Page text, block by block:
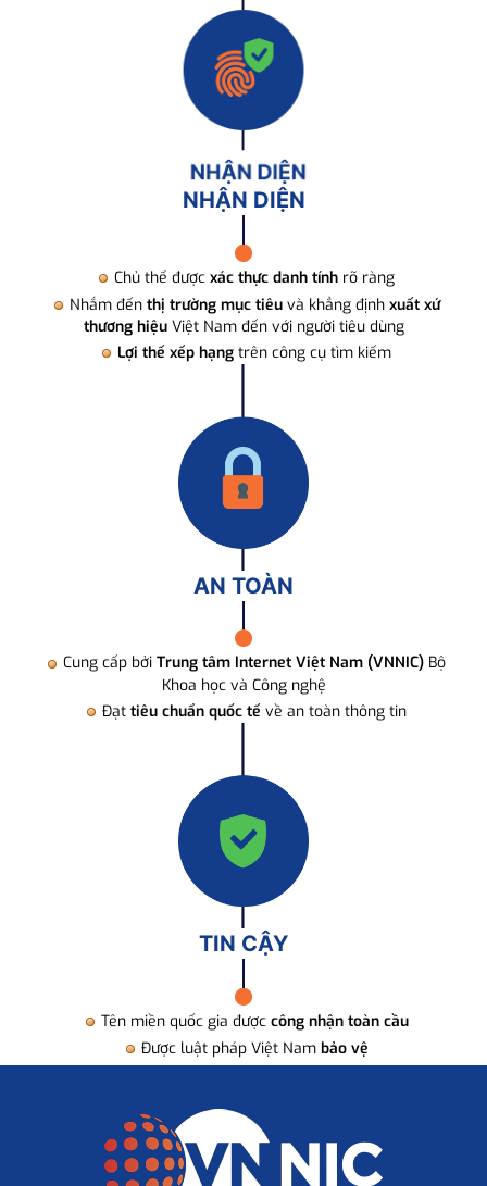
NHẬN DIỆN
Chủ thể được xác thực danh tính rõ ràng
Nhắm đến thị trường mục tiêuvà khẳng định xuất xứ
thương hiệuViệt Nam đến với người tiêu dùng
Lợi thế xếp hạng trên công cụ tìm kiếm
AN TOÀN
Cung cấp bởi Trung tâm Internet Việt Nam (VNNIC) Bộ
Khoa học và Công nghệ
Đạt tiêu chuẩn quốc tế về an toàn thông tin
TIN CẬY
Tên miền quốc gia được công nhận toàn cầu
Được luật pháp Việt Nam bảo vệ